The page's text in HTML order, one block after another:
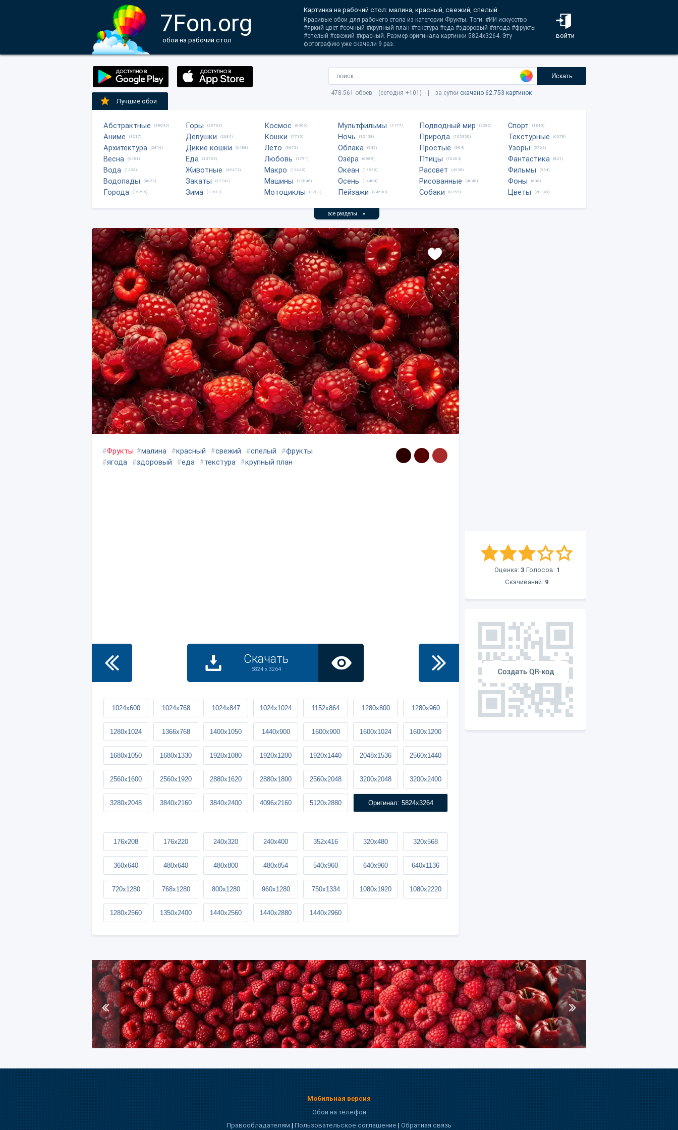
7Fon.org
обои на рабочий стол
войти
Картинка на рабочий стол: малина, красный, свежий, спелый
Красивые обои для рабочего стола из категории Фрукты. Теги: #ИИ искусство
#яркий цвет #сочный #крупный план #текстура #еда #здоровый #ягода #фрукты
#спелый #свежий #красный. Размер оригинала картинки 5824x3264. Эту
фотографию уже скачали 9 раз.
Искать
478.561 обоев (сегодня +101) | за сутки скачано 62.753 картинок
Лучшие обои
Абстрактные (18042)
Аниме (1217)
Архитектура (2816)
Весна (6481)
Вода (1335)
Водопады (4623)
Города (15295)
Горы (20702)
Девушки (2684)
Дикие кошки (6488)
Еда (13705)
Животные (49471)
Закаты (17741)
Зима (13511)
Космос (6006)
Кошки (7730)
Лето (9673)
Любовь (1791)
Макро (12625)
Машины (37846)
Мотоциклы (3701)
Мультфильмы (1177)
Ночь (12408)
Облака (945)
Озёра (6989)
Океан (13539)
Осень (14464)
Пейзажи (24590)
Подводный мир (2282)
Природа (105950)
Простые (904)
Птицы (10204)
Рассвет (4538)
Рисованные (4046)
Собаки (8759)
Спорт (1815)
Текстурные (6378)
Узоры (3762)
Фантастика (821)
Фильмы (334)
Фоны (608)
Цветы (28145)
все разделы ▼
Оценка: 3 Голосов: 1
Скачиваний: 9
#Фрукты #малина #красный #свежий #спелый #фрукты
#ягода #здоровый #еда #текстура #крупный план
Скачать
5824 x 3264
1024x600 1024x768 1024x847 1024x1024 1152x864 1280x800 1280x960
1280x1024 1366x768 1400x1050 1440x900 1600x900 1600x1024 1600x1200
1680x1050 1680x1330 1920x1080 1920x1200 1920x1440 2048x1536 2560x1440
2560x1600 2560x1920 2880x1620 2880x1800 2560x2048 3200x2048 3200x2400
3280x2048 3840x2160 3840x2400 4096x2160 5120x2880 Оригинал: 5824x3264
176x208 176x220 240x320 240x400 352x416 320x480 320x568
360x640 480x640 480x800 480x854 540x960 640x960 640x1136
720x1280 768x1280 800x1280 960x1280 750x1334 1080x1920 1080x2220
1280x2560 1350x2400 1440x2560 1440x2880 1440x2960
Мобильная версия
Обои на телефон
Правообладателям|Пользовательское соглашение|Обратная связь